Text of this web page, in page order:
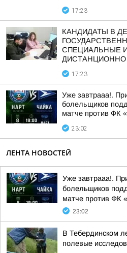
17:23
КАНДИДАТЫ В
СПЕЦИАЛЬНЫЕ
ДИСТАНЦИОННО
17:23
Уже завтрааа!.
болельщиков
матче против ФК
23:02
ЛЕНТА НОВОСТЕЙ
Уже завтрааа!.
болельщиков
матче против ФК
23:02
В Тебердинском
полевые